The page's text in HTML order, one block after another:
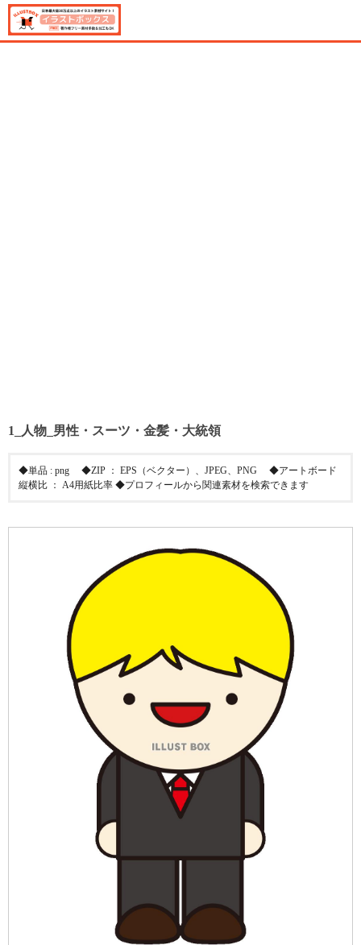
1_人物_男性・スーツ・金髪・大統領
◆単品 : png ◆ZIP ： EPS（ベクター）、JPEG、PNG ◆アートボード
縦横比 ： A4用紙比率 ◆プロフィールから関連素材を検索できます